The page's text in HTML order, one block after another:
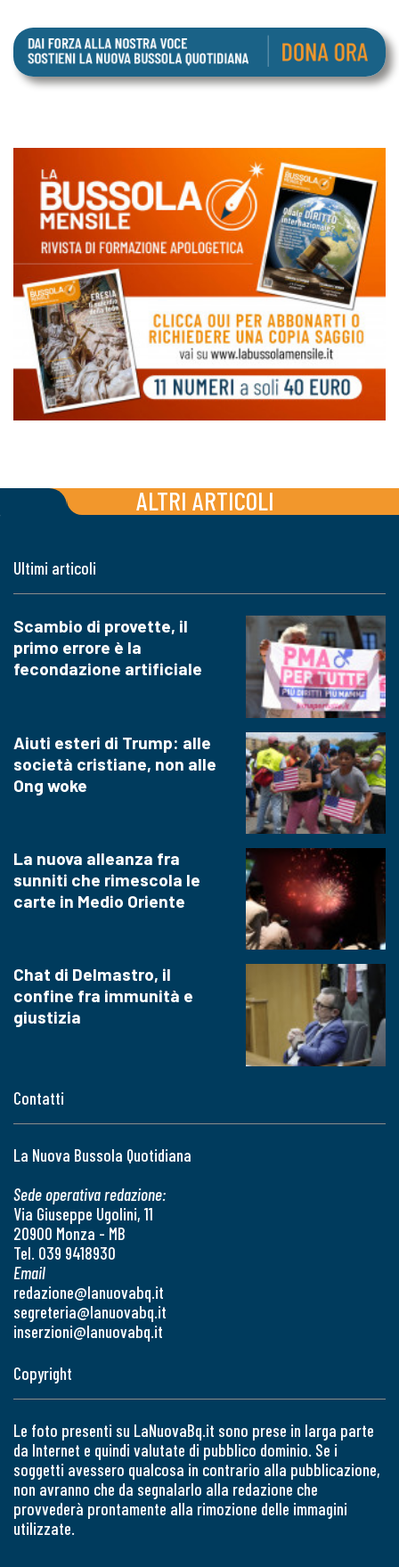
ALTRI ARTICOLI
Contatti
La Nuova Bussola Quotidiana
Sede operativa redazione:
Via Giuseppe Ugolini, 11
20900 Monza - MB
Tel. 039 9418930
Email
redazione@lanuovabq.it
segreteria@lanuovabq.it
inserzioni@lanuovabq.it
Ultimi articoli
Scambio di provette, il
primo errore è la
fecondazione artificiale
Aiuti esteri di Trump: alle
società cristiane, non alle
Ong woke
La nuova alleanza fra
sunniti che rimescola le
carte in Medio Oriente
Chat di Delmastro, il
confine fra immunità e
giustizia
Copyright
Le foto presenti su LaNuovaBq.it sono prese in larga parte
da Internet e quindi valutate di pubblico dominio. Se i
soggetti avessero qualcosa in contrario alla pubblicazione,
non avranno che da segnalarlo alla redazione che
provvederà prontamente alla rimozione delle immagini
utilizzate.